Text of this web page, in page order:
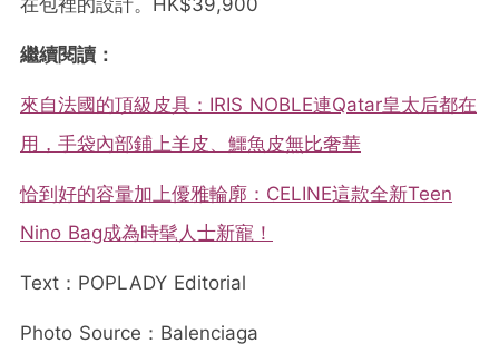
繼續閱讀：
來自法國的頂級皮具：IRIS NOBLE連Qatar皇太后都在
用，手袋內部鋪上羊皮、鱷魚皮無比奢華
恰到好的容量加上優雅輪廓：CELINE這款全新Teen
Nino Bag成為時髦人士新寵！
Text：POPLADY Editorial
Photo Source：Balenciaga